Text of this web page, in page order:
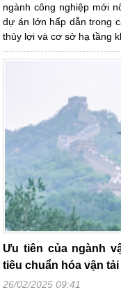
ngành công nghiệp mới
dự án lớn hấp dẫn trong
thủy lợi và cơ sở hạ tầng
Ưu tiên của ngành
tiêu chuẩn hóa vận
26/02/2025 09:41